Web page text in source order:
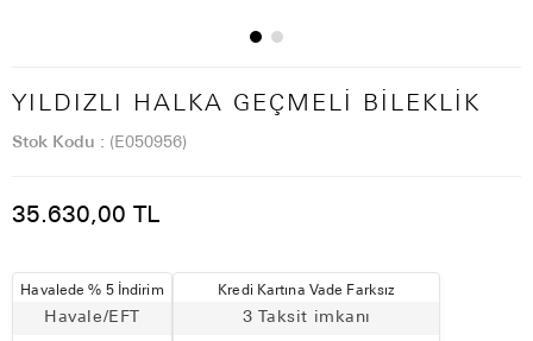
YILDIZLI HALKA GEÇMELI BILEKLIK
Stok Kodu (E050956)
35.630,00 TL
Havalede % 5 İndirim
Havale/EFT
Kredi Kartına Vade Farksız
3 Taksit imkanı